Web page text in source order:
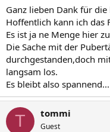
Ganz lieben Dank für
Hoffentlich kann ich das
Es ist ja ne Menge hier
Die Sache mit der
durchgestanden,doch
langsam los.
Es bleibt also spannend...
T tommi
Guest